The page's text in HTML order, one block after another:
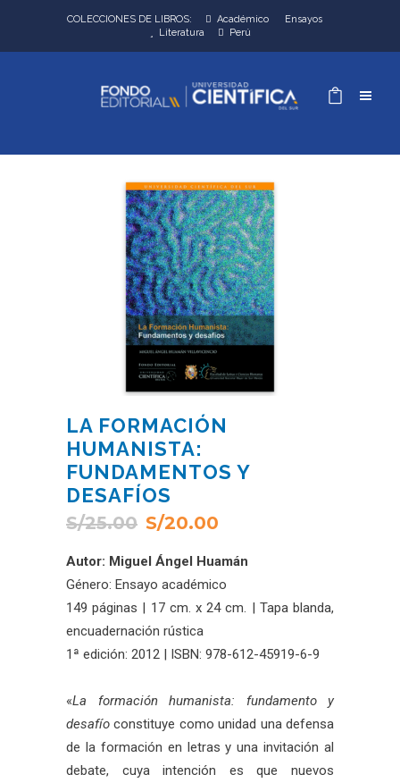
COLECCIONES DE LIBROS: Académico
Ensayos
Literatura
Perú
LA FORMACIÓN
HUMANISTA:
FUNDAMENTOS Y
DESAFÍOS
S/25.00 S/20.00
Autor: Miguel Ángel Huamán
Género: Ensayo académico
149 páginas | 17 cm. x 24 cm. | Tapa blanda,
encuadernación rústica
1ª edición: 2012 | ISBN: 978-612-45919-6-9
«La formación humanista: fundamento y
desafío constituye como unidad una defensa
de la formación en letras y una invitación al
debate, cuya intención es que nuevos